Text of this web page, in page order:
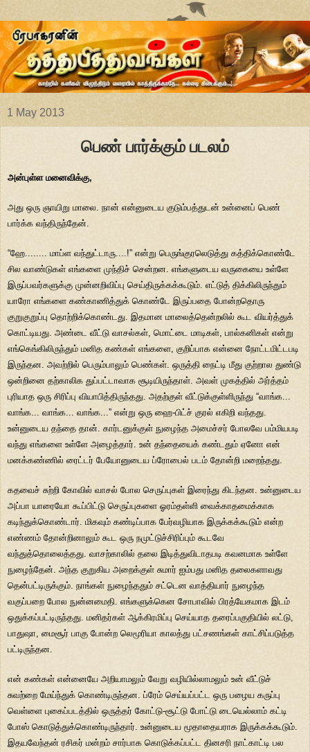
1 May 2013
பெண் பார்க்கும் படலம்
அன்புள்ள மனைவிக்கு,
அது ஒரு ஞாயிறு மாலை. நான் என்னுடைய குடும்பத்துடன் உன்னைப் பெண்
பார்க்க வந்திருந்தேன்.
“ஹே........ மாப்ள வந்துட்டாரு....!” என்று பெருங்குரலெடுத்து கத்திக்கொண்டே
சில வாண்டுகள் எங்களை முந்திச் சென்றன. எங்களுடைய வருகையை உள்ளே
இருப்பவர்களுக்கு முன்னறிவிப்பு செய்திருக்கக்கூடும். எட்டுத் திக்கிலிருந்தும்
யாரோ எங்களை கண்காணித்துக் கொண்டே இருப்பதை போன்றதொரு
குறுகுறுப்பு தொற்றிக்கொண்டது. இதமான மாலைத்தென்றலில் கூட வியர்த்துக்
கொட்டியது. அண்டை வீட்டு வாசல்கள், மொட்டை மாடிகள், பால்கனிகள் என்று
எங்கெங்கிலிருந்தும் மனித கண்கள் எங்களை, குறிப்பாக என்னை நோட்டமிட்டபடி
இருந்தன. அவற்றில் பெரும்பாலும் பெண்கள். ஒருத்தி நைட்டி மீது குற்றால துண்டு
ஒன்றினை தற்காலிக துப்பட்டாவாக சூடியிருந்தாள். அவள் முகத்தில் அர்த்தம்
புரியாத ஒரு சிரிப்பு வியாபித்திருந்தது. அதற்குள் வீட்டுக்குள்ளிருந்து “வாங்க...
வாங்க... வாங்க... வாங்க...” என்று ஒரு ஹை-பிட்ச் குரல் எகிறி வந்தது.
உன்னுடைய தந்தை தான். கார்டனுக்குள் நுழைந்த அமைச்சர் போலவே பம்மியபடி
வந்து எங்களை உள்ளே அழைத்தார். உன் தந்தையைக் கண்டதும் ஏனோ என்
மனக்கண்ணில் ரைட்டர் பேயோனுடைய ப்ரோபைல் படம் தோன்றி மறைந்தது.
கதவைச் சுற்றி கோவில் வாசல் போல செருப்புகள் இரைந்து கிடந்தன. உன்னுடைய
அப்பா யாரையோ கூப்பிட்டு செருப்புகளை ஓரம்தள்ளி வைக்காதமைக்காக
கடிந்துக்கொண்டார். மிகவும் கண்டிப்பாக பேர்வழியாக இருக்கக்கூடும் என்ற
எண்ணம் தோன்றினாலும் கூட ஒரு நமுட்டுச்சிரிப்பும் கூடவே
வந்துத்தொலைத்தது. வாசற்காலில் தலை இடித்துவிடாதபடி கவனமாக உள்ளே
நுழைந்தேன். அந்த குறுகிய அறைக்குள் சுமார் ஐம்பது மனித தலைகளாவது
தென்பட்டிருக்கும். நாங்கள் நுழைந்ததும் சட்டென வாத்தியார் நுழைந்த
வகுப்பறை போல நுன்னமைதி. எங்களுக்கென சோபாவில் பிரத்யேகமாக இடம்
ஒதுக்கப்பட்டிருந்தது. மனிதர்கள் ஆக்கிரமிப்பு செய்யாத தரைப்பகுதியில் லட்டு,
பாதுஷா, மைசூர் பாகு போன்ற லெமூரியா காலத்து பட்சணங்கள் காட்சிப்படுத்த
பட்டிருந்தன.
என் கண்கள் என்னையே அறியாமலும் வேறு வழியில்லாமலும் உன் வீட்டுச்
சுவற்றை மேய்ந்துக் கொண்டிருந்தன. ப்ரேம் செய்யப்பட்ட ஒரு பழைய கருப்பு
வெள்ளை புகைப்படத்தில் ஒருத்தர் கோட்டு-சூட்டு போட்டு டையெல்லாம் கட்டி
போஸ் கொடுத்துக்கொண்டிருந்தார். உன்னுடைய மூதாதையராக இருக்கக்கூடும்.
இதயவேந்தன் ரசிகர் மன்றம் சார்பாக கொடுக்கப்பட்ட தினசரி நாட்காட்டி பல